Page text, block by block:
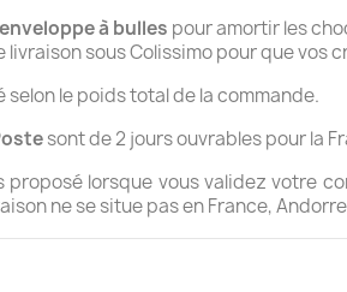
enveloppe à bulles pour amortir les
livraison sous Colissimo pour que
le poids total de la commande.
sont de 2 jours ouvrables pour la
lorsque vous validez votre
ne se situe pas en France,